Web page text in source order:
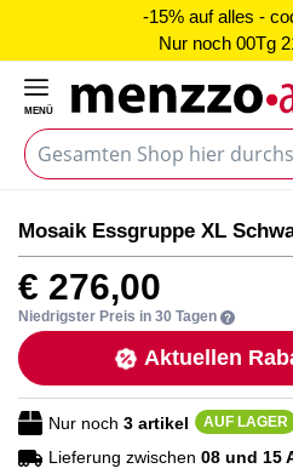
-15% auf alles -
Nur noch 00Tg
MENÜ
Ende
der
Bildgalerie
springen
Anfang
der
Bildgalerie
springen
Mosaik Essgruppe XL
€ 276,00
Niedrigster Preis in 30 Tagen
Aktuellen
Nur noch 3 artikel AUF LAGER
Lieferung zwischen 08 und 15